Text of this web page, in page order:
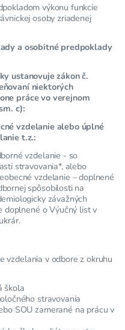
výkonu funkcie
osoby zriadenej
a osobitné predpoklady
ustanovuje zákon č.
niektorých
práce vo verejnom
c):
vzdelanie alebo úplné
t.z.:
vzdelanie - so
stravovania*, alebo
vzdelanie – doplnené
spôsobilosti na
závažných
doplnené o Výučný list v
vzdelania v odbore z okruhu
škola
stravovania
SOU zamerané na prácu v